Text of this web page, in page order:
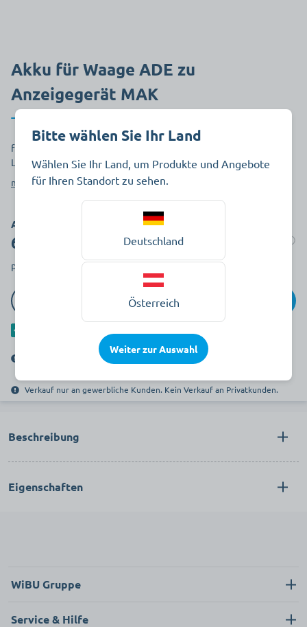
Akku für Waage ADE zu
Anzeigegerät MAK
für Modell M50020, M501020, M400020, M403020, passendes
Ladegerät Art. 300621
mehr anzeigen
Art.-Nr. 336064
63,69 €
pro Stück zzgl. MwSt.
In den Warenkorb
Dieser Artikel wird verkauft durch die WiBU ServicePlus GmbH.
Verkauf nur an gewerbliche Kunden. Kein Verkauf an Privatkunden.
Beschreibung
Eigenschaften
WiBU Gruppe
Service & Hilfe
Bitte wählen Sie Ihr Land
Wählen Sie Ihr Land, um Produkte und Angebote
für Ihren Standort zu sehen.
Deutschland
Österreich
Weiter zur Auswahl